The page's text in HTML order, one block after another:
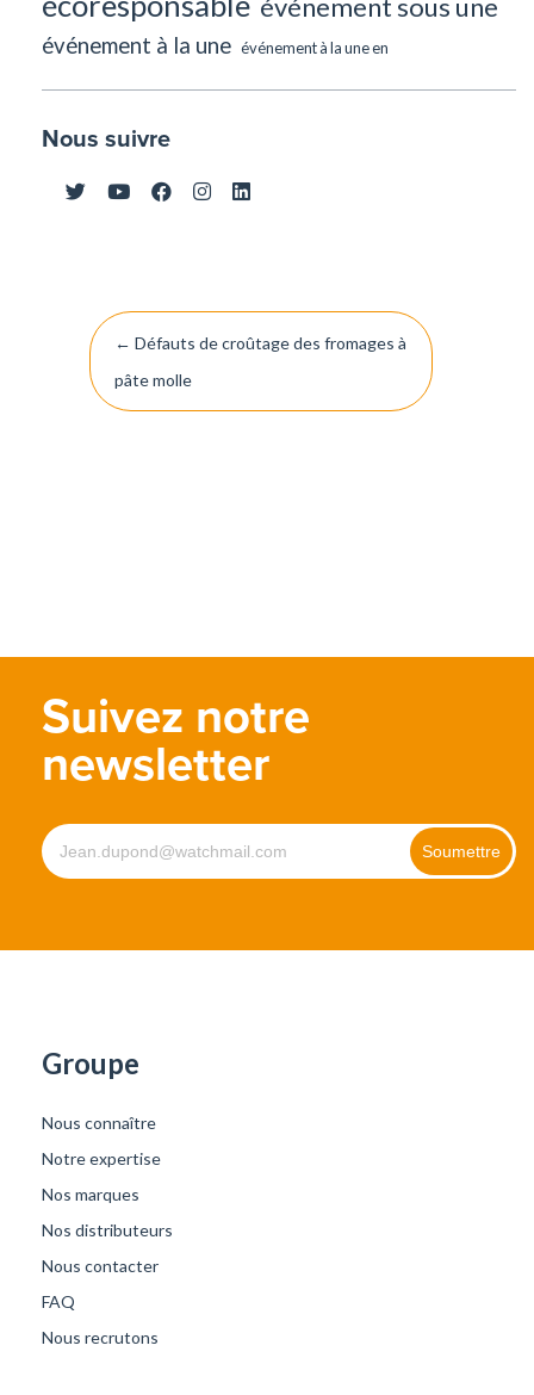
événement à la une événement à la une en
Nous suivre
Navigation
l’article
← Défauts de croûtage des fromages à
pâte molle
Suivez notre
newsletter
Groupe
Nous connaître
Notre expertise
Nos marques
Nos distributeurs
Nous contacter
FAQ
Nous recrutons